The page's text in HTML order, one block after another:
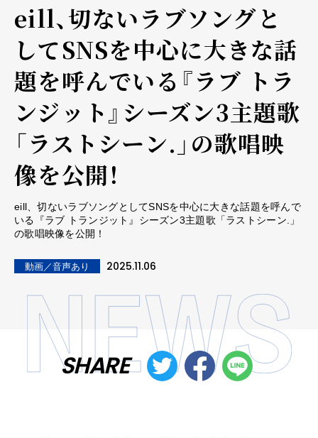
eill、切ないラブソングと
してSNSを中心に大きな話
題を呼んでいる『ラブ トラ
ンジット』シーズン3主題歌
「ラストシーン.」の歌唱映
像を公開！
eill、切ないラブソングとしてSNSを中心に大きな話題を呼んで
いる『ラブ トランジット』シーズン3主題歌「ラストシーン.」
の歌唱映像を公開！
動画／音声あり 2025.11.06
SHARE